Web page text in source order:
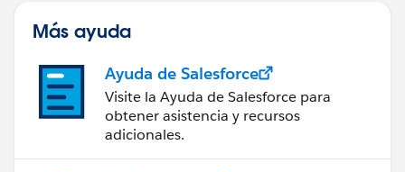
Más ayuda
Ayuda de Salesforce
Visite la Ayuda de Salesforce para
obtener asistencia y recursos
adicionales.